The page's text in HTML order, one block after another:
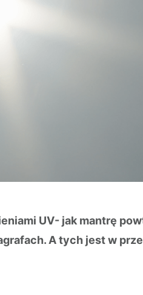
UV- jak mantrę
A tych jest w